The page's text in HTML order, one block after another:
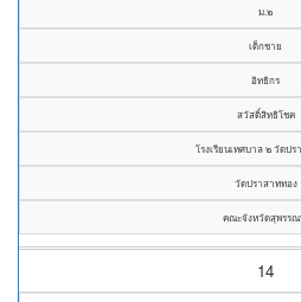
ม.๒
เด็กชาย
อิทธิกร
สวัสดิ์สิทธิโชค
โรงเรียนเทศบาล ๒ วัดปร
วัดปราสาททอง
คณะจังหวัดสุพรรณ
14